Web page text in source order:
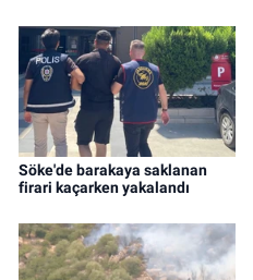
Söke'de barakaya saklanan
firari kaçarken yakalandı